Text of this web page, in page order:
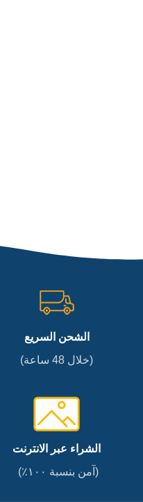
الشحن السريع
(خلال 48 ساعة)
الشراء عبر الانترنت
(آمن بنسبة ١٠٠٪)